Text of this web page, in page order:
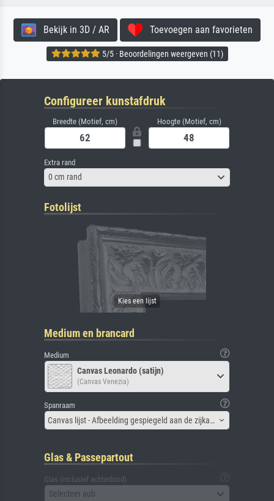
Bekijk in 3D / AR Toevoegen aan favorieten
5/5 · Beoordelingen weergeven (11)
Configureer kunstafdruk
Breedte (Motief, cm) Hoogte (Motief, cm)
Extra rand
0 cm rand
Fotolijst
Medium en brancard
Medium
Canvas Leonardo (satijn)
(Canvas Venezia)
Spanraam
Canvas lijst - Afbeelding gespiegeld aan de zijkant
Glas & Passepartout
Glas (inclusief achterbord)
Selecteer aub